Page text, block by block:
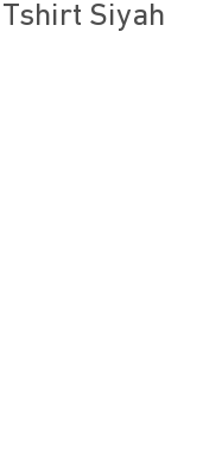
Siyah